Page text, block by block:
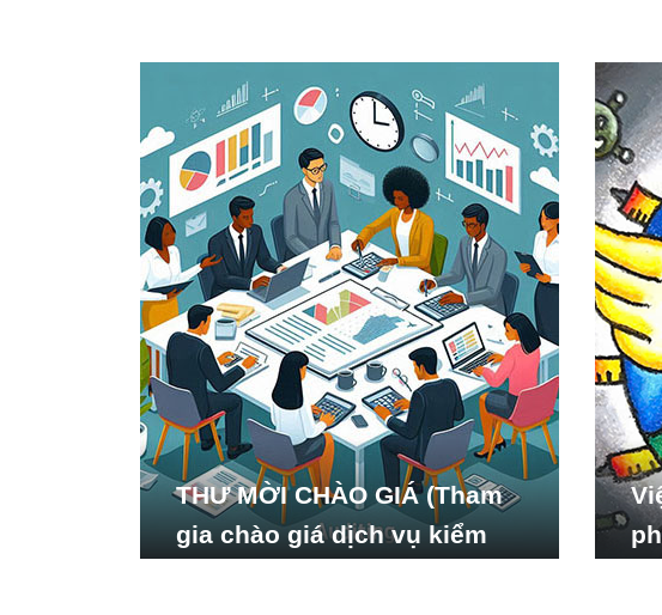
viết
THƯ MỜI CHÀO GIÁ (Tham
gia chào giá dịch vụ kiểm